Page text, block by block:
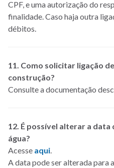
CPF, e uma autorização do
finalidade. Caso haja outra
débitos.
11. Como solicitar ligação
construção?
Consulte a documentação
12. É possível alterar a
água?
Acesse aqui.
A data pode ser alterada para